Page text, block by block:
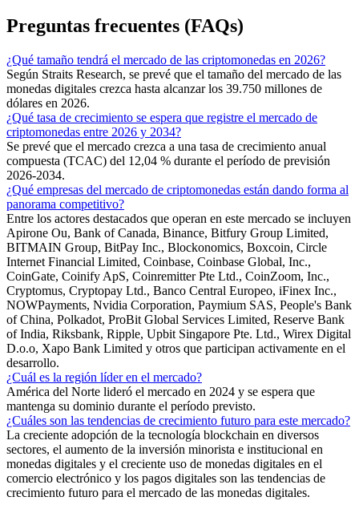
Preguntas frecuentes (FAQs)
¿Qué tamaño tendrá el mercado de las criptomonedas en 2026?
Según Straits Research, se prevé que el tamaño del mercado de las
monedas digitales crezca hasta alcanzar los 39.750 millones de
dólares en 2026.
¿Qué tasa de crecimiento se espera que registre el mercado de
criptomonedas entre 2026 y 2034?
Se prevé que el mercado crezca a una tasa de crecimiento anual
compuesta (TCAC) del 12,04 % durante el período de previsión
2026-2034.
¿Qué empresas del mercado de criptomonedas están dando forma al
panorama competitivo?
Entre los actores destacados que operan en este mercado se incluyen
Apirone Ou, Bank of Canada, Binance, Bitfury Group Limited,
BITMAIN Group, BitPay Inc., Blockonomics, Boxcoin, Circle
Internet Financial Limited, Coinbase, Coinbase Global, Inc.,
CoinGate, Coinify ApS, Coinremitter Pte Ltd., CoinZoom, Inc.,
Cryptomus, Cryptopay Ltd., Banco Central Europeo, iFinex Inc.,
NOWPayments, Nvidia Corporation, Paymium SAS, People's Bank
of China, Polkadot, ProBit Global Services Limited, Reserve Bank
of India, Riksbank, Ripple, Upbit Singapore Pte. Ltd., Wirex Digital
D.o.o, Xapo Bank Limited y otros que participan activamente en el
desarrollo.
¿Cuál es la región líder en el mercado?
América del Norte lideró el mercado en 2024 y se espera que
mantenga su dominio durante el período previsto.
¿Cuáles son las tendencias de crecimiento futuro para este mercado?
La creciente adopción de la tecnología blockchain en diversos
sectores, el aumento de la inversión minorista e institucional en
monedas digitales y el creciente uso de monedas digitales en el
comercio electrónico y los pagos digitales son las tendencias de
crecimiento futuro para el mercado de las monedas digitales.